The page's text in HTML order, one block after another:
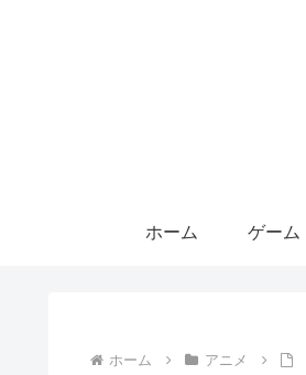
ホーム ゲーム
ホーム アニメ